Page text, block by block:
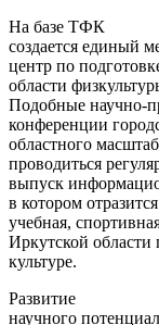
На базе ТФК
создается единый
центр по
области
Подобные научно-
конференции
областного
проводиться
выпуск
в котором
учебная,
Иркутской области
культуре.
Развитие
научного